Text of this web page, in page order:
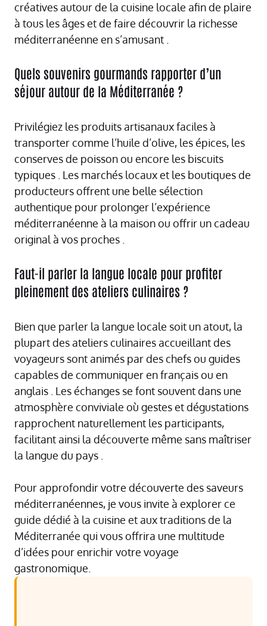
créatives autour de la cuisine locale afin de plaire
à tous les âges et de faire découvrir la richesse
méditerranéenne en s’amusant .
Quels souvenirs gourmands rapporter d’un
séjour autour de la Méditerranée ?
Privilégiez les produits artisanaux faciles à
transporter comme l’huile d’olive, les épices, les
conserves de poisson ou encore les biscuits
typiques . Les marchés locaux et les boutiques de
producteurs offrent une belle sélection
authentique pour prolonger l’expérience
méditerranéenne à la maison ou offrir un cadeau
original à vos proches .
Faut-il parler la langue locale pour profiter
pleinement des ateliers culinaires ?
Bien que parler la langue locale soit un atout, la
plupart des ateliers culinaires accueillant des
voyageurs sont animés par des chefs ou guides
capables de communiquer en français ou en
anglais . Les échanges se font souvent dans une
atmosphère conviviale où gestes et dégustations
rapprochent naturellement les participants,
facilitant ainsi la découverte même sans maîtriser
la langue du pays .
Pour approfondir votre découverte des saveurs
méditerranéennes, je vous invite à explorerce
guide dédié à la cuisine et aux traditions de la
Méditerranée qui vous offrira une multitude
d’idées pour enrichir votre voyage
gastronomique.